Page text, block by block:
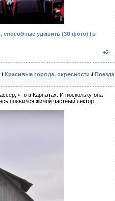
способные удивить (30 фото) (в
+2
/ Красивые города, окресности / Поезда
что в Карпатах. И поскольку она
появился жилой частный сектор.